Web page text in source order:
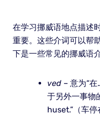
在学习挪威语地点描述
重要。这些介词可以帮
下是一些常见的挪威语
ved– 意为“在
于另外一事物
huset.”（车停